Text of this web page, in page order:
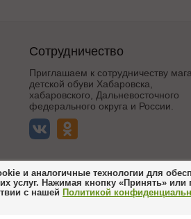
Сотрудничество
Приглашаем к сотрудничеству
детской обуви Хабаровска,
хабаровского, Дальневосточного
федерального округа и России.
и аналогичные технологии для
услуг. Нажимая кнопку «Принять»
с нашей Политикой